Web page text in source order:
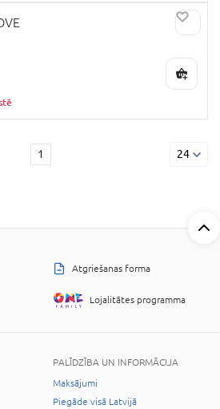
1 24
Atgriešanas forma
Lojalitātes programma
PALĪDZĪBA UN INFORMĀCIJA
Maksājumi
Piegāde visā Latvijā